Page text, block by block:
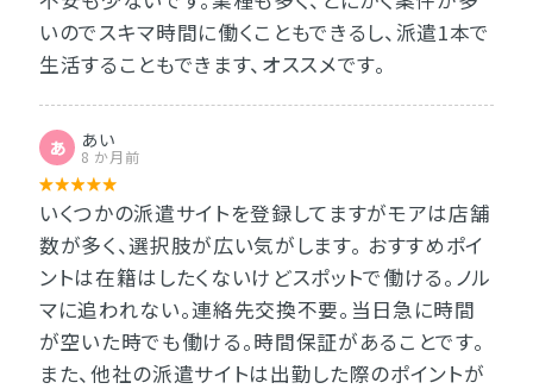
いのでスキマ時間に働くこともできるし、派遣1本で
生活することもできます、オススメです。
あ あい
8 か月前
いくつかの派遣サイトを登録してますがモアは店舗
数が多く、選択肢が広い気がします。 おすすめポイ
ントは在籍はしたくないけどスポットで働ける。ノル
マに追われない。連絡先交換不要。当日急に時間
が空いた時でも働ける。時間保証があることです。
また、他社の派遣サイトは出勤した際のポイントが